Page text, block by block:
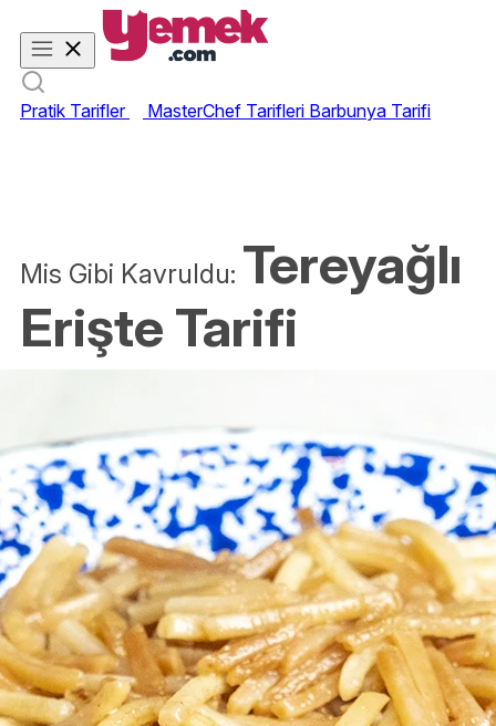
Pratik Tarifler MasterChef Tarifleri Barbunya Tarifi
Mis Gibi Kavruldu: Tereyağlı
Erişte Tarifi